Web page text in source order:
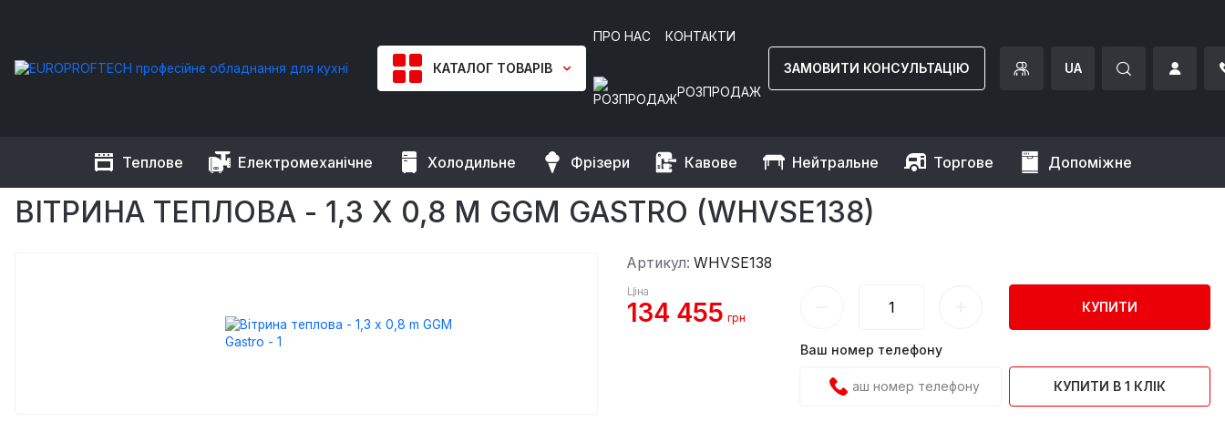
КАТАЛОГ ТОВАРІВ
ПРО НАС КОНТАКТИ
РОЗПРОДАЖ
ЗАМОВИТИ КОНСУЛЬТАЦІЮ UA
Теплове Електромеханічне Холодильне Фрізери Кавове Нейтральне Торгове Допоміжне
EUROPROFTECH Теплове обладнання Вітрини теплові Вітрина теплова - 1,3 x 0,8 m GGM Gastro
ВІТРИНА ТЕПЛОВА - 1,3 X 0,8 M GGM GASTRO (WHVSE138)
Артикул: WHVSE138
Ціна
134 455 грн
КУПИТИ
Ваш номер телефону
КУПИТИ В 1 КЛІК